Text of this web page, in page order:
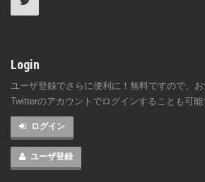
Login
ユーザ登録でさらに便利に！無料ですので、お
Twitterのアカウントでログインすることも可能
ログイン
ユーザ登録